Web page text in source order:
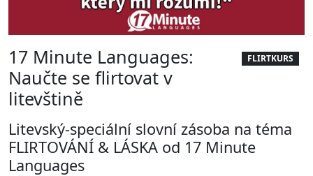
FLIRTKURS
17 Minute Languages:
Naučte se flirtovat v
litevštině
Litevský-speciální slovní zásoba na téma
FLIRTOVÁNÍ & LÁSKA od 17 Minute
Languages